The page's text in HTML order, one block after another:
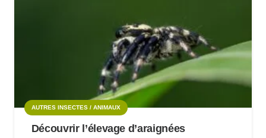
AUTRES INSECTES / ANIMAUX
Découvrir l’élevage d’araignées